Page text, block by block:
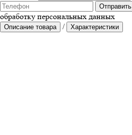
Отправить
обработку персональных данных
Описание товара / Характеристики